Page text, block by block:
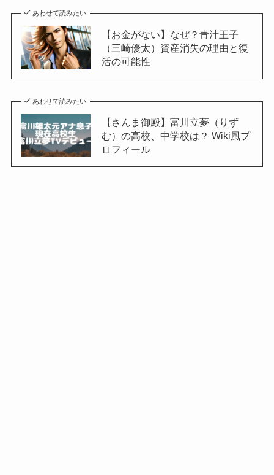
あわせて読みたい
【お金がない】なぜ？青汁王子
（三崎優太）資産消失の理由と復
活の可能性
あわせて読みたい
【さんま御殿】富川立夢（りず
む）の高校、中学校は？ Wiki風プ
ロフィール